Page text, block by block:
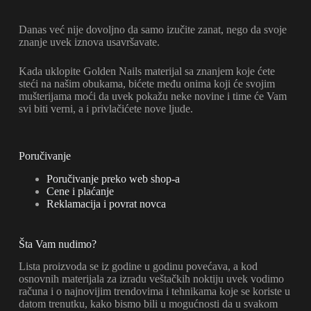
Danas već nije dovoljno da samo izučite zanat, nego da svoje
znanje uvek iznova usavršavate.
Kada uklopite Golden Nails materijal sa znanjem koje ćete
steći na našim obukama, bićete među onima koji će svojim
mušterijama moći da uvek pokažu neke novine i time će Vam
svi biti verni, a i privlačićete nove ljude.
Poručivanje
Poručivanje preko web shop-a
Cene i plaćanje
Reklamacija i povrat novca
Šta Vam nudimo?
Lista proizvoda se iz godine u godinu povećava, a kod
osnovnih materijala za izradu veštačkih noktiju uvek vodimo
računa i o najnovijim trendovima i tehnikama koje se koriste u
datom trenutku, kako bismo bili u mogućnosti da u svakom